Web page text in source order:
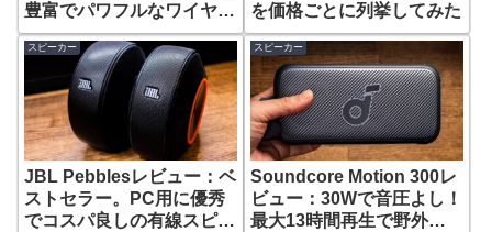
豊富でパワフルなワイヤレ
ススピーカー。
を価格ごとに列挙してみた
スピーカー
JBL Pebblesレビュー：ベ
ストセラー。PC用に優秀
でコスパ良しの有線スピー
スピーカー
Soundcore Motion 300レ
ビュー：30Wで音圧よし！
最大13時間再生で野外利